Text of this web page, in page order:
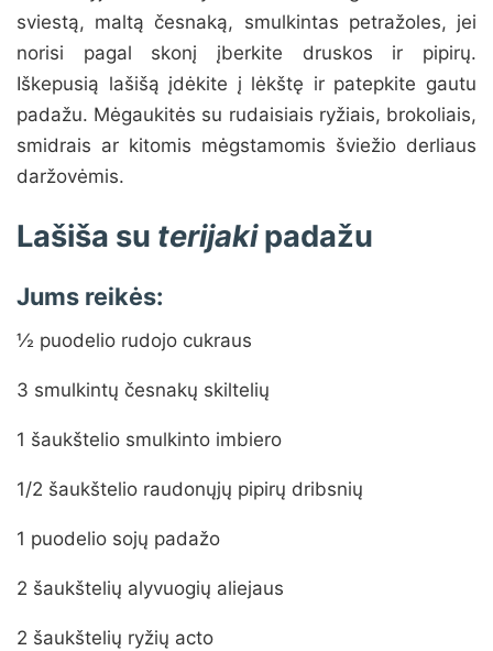
sviestą, maltą česnaką, smulkintas petražoles, jei
norisi pagal skonį įberkite druskos ir pipirų.
Iškepusią lašišą įdėkite į lėkštę ir patepkite gautu
padažu. Mėgaukitės su rudaisiais ryžiais, brokoliais,
smidrais ar kitomis mėgstamomis šviežio derliaus
daržovėmis.
Lašiša su terijakipadažu
Jums reikės:
½ puodelio rudojo cukraus
3 smulkintų česnakų skiltelių
1 šaukštelio smulkinto imbiero
1/2 šaukštelio raudonųjų pipirų dribsnių
1 puodelio sojų padažo
2 šaukštelių alyvuogių aliejaus
2 šaukštelių ryžių acto